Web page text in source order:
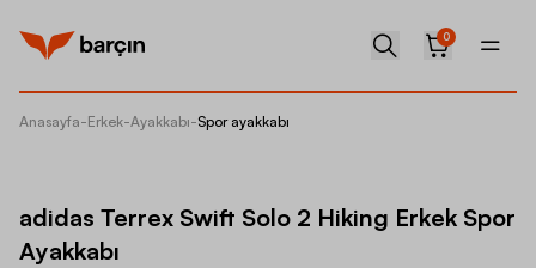
0
Anasayfa-Erkek-Ayakkabı-Spor ayakkabı
adidas Terrex Swift Solo 2 Hiking Erkek Spor
Ayakkabı